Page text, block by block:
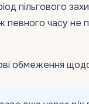
пільгового
часу не
обмеження